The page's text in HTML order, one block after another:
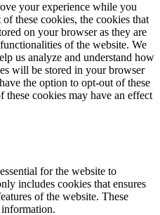
your experience while you
these cookies, the cookies that
on your browser as they are
of the website. We
us analyze and understand how
will be stored in your browser
the option to opt-out of these
cookies may have an effect
for the website to
includes cookies that ensures
of the website. These